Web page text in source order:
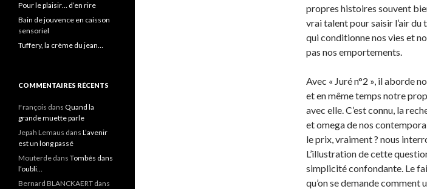
propres histoires souvent
vrai talent pour saisir l’air
qui conditionne nos vies et
pas nos emportements.
Avec « Juré n°2 », il aborde
et en même temps notre
avec elle. C’est connu, la
et omega de nos
le prix, vraiment ? nous
L’illustration de cette
simplicité confondante. Le
qu’on se demande
Pour le plaisir… d’en rire
Bain de jouvence en caisson
sensoriel
Tuffery, la crème du jean…
COMMENTAIRES RÉCENTS
François dans Quand la
grande muette parle
Jepah Lemaus dans L’avenir
est un long passé
Mouterde dans Tombés dans
l’oubli…
Bernard BLANCKAERT dans